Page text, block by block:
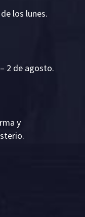
los lunes.
2 de agosto.
y